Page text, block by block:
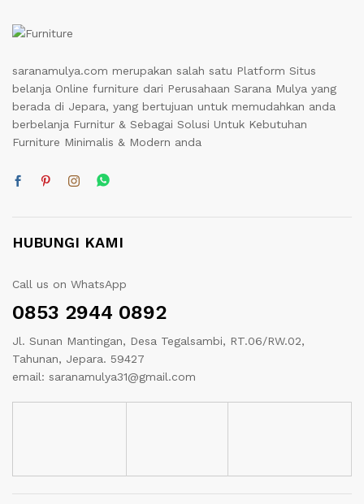
saranamulya.com merupakan salah satu Platform Situs
belanja Online furniture dari Perusahaan Sarana Mulya yang
berada di Jepara, yang bertujuan untuk memudahkan anda
berbelanja Furnitur & Sebagai Solusi Untuk Kebutuhan
Furniture Minimalis & Modern anda
HUBUNGI KAMI
Call us on WhatsApp
0853 2944 0892
Jl. Sunan Mantingan, Desa Tegalsambi, RT.06/RW.02,
Tahunan, Jepara. 59427
email: saranamulya31@gmail.com